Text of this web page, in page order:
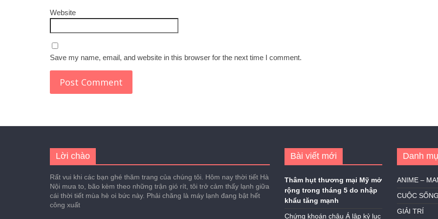
Website
Save my name, email, and website in this browser for the next time I comment.
Lời chào
Rất vui khi các bạn ghé thăm trang của chúng tôi. Hôm nay thời tiết Hà
Nội mưa to, bão kèm theo những trận gió rít, tôi trở cảm thấy lạnh giữa
cái thời tiết mùa hè oi bức này. Phải chăng là máy lạnh đang bật hết
công xuất
Bài viết mới
Thâm hụt thương mại Mỹ mở
rộng trong tháng 5 do nhập
khẩu tăng mạnh
Chứng khoán châu Á lập kỷ lục
Danh
ANIME –
CUỘC SỐNG
GIẢI TRÍ